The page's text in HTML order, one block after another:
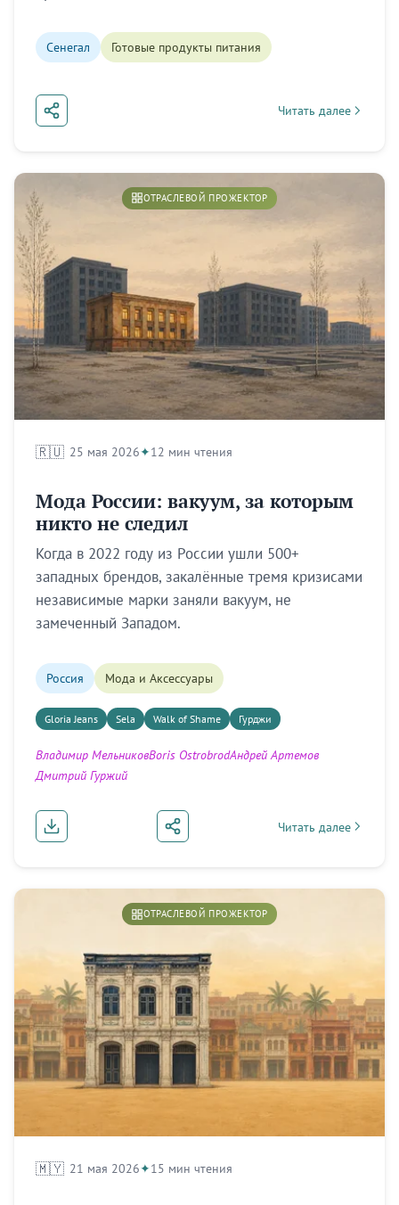
Сенегал Готовые продукты питания
Читать далее
about Сенегал:
ОТРАСЛЕВОЙ ПРОЖЕКТОР
🇷🇺 25 мая 2026 12 мин чтения
Мода России: вакуум, за которым
никто не следил
Когда в 2022 году из России ушли 500+
западных брендов, закалённые тремя кризисами
независимые марки заняли вакуум, не
замеченный Западом.
Россия Мода и Аксессуары
Gloria Jeans Sela Walk of Shame Гурджи
Владимир МельниковBoris OstrobrodАндрей Артемов
Дмитрий Гуржий
Читать далее
about Мода России:
ОТРАСЛЕВОЙ ПРОЖЕКТОР
🇲🇾 21 мая 2026 15 мин чтения
профили брендов, истории основателей и аналитика